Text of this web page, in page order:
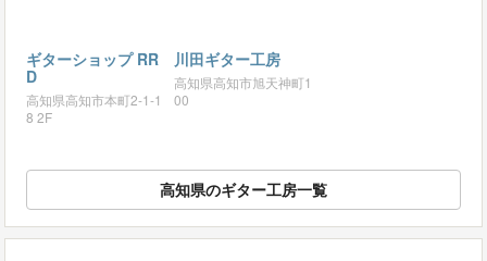
ギターショップ RR
D
高知県高知市本町2-1-1
8 2F
川田ギター工房
高知県高知市旭天神町1
00
高知県のギター工房一覧